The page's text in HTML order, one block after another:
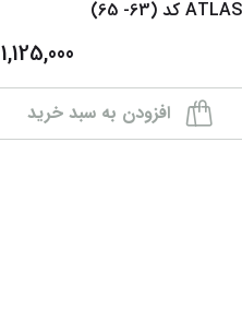
1,125,000
افزودن به سبد خرید